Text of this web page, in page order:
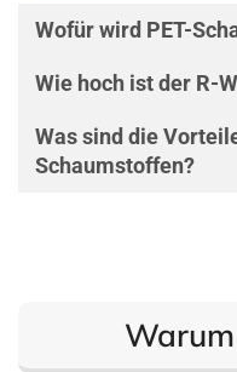
Wofür wird PET-
Wie hoch ist der R-
Was sind die
Schaumstoffen?